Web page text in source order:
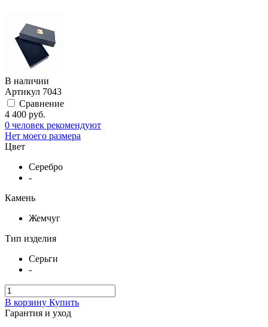
В наличии
Артикул 7043
Сравнение
4 400 руб.
0 человек рекомендуют
Нет моего размера
Цвет
Серебро
-
Камень
Жемчуг
Тип изделия
Серьги
-
В корзину Купить
Гарантия и уход